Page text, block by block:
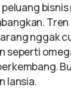
nggak
seperti
lansia.